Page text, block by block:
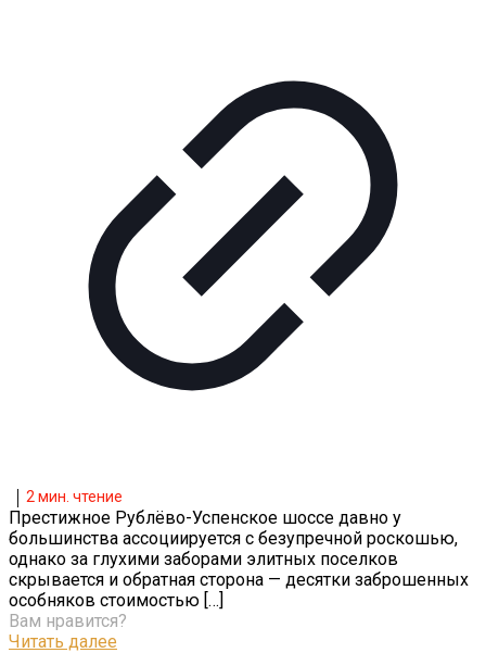
2 мин. чтение
Престижное Рублёво-Успенское шоссе давно у
большинства ассоциируется с безупречной роскошью,
однако за глухими заборами элитных поселков
скрывается и обратная сторона — десятки заброшенных
особняков стоимостью […]
Вам нравится?
Читать далее